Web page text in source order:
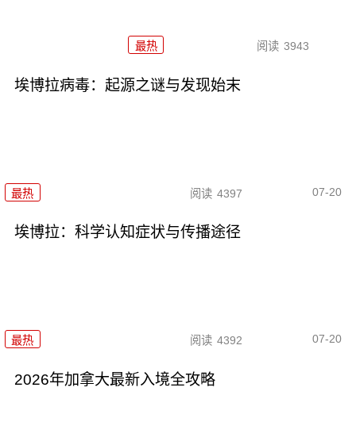
最热 阅读 3943
埃博拉病毒：起源之谜与发现始末
最热 阅读 4397 07-20
埃博拉：科学认知症状与传播途径
最热 阅读 4392 07-20
2026年加拿大最新入境全攻略